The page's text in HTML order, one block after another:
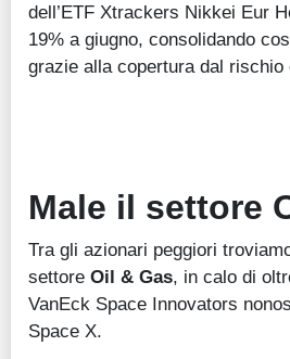
dell’ETF Xtrackers Nikkei Eur
19% a giugno, consolidando
grazie alla copertura dal rischio
Male il settore
Tra gli azionari peggiori
settore Oil & Gas, in calo di
VanEck Space Innovators
Space X.